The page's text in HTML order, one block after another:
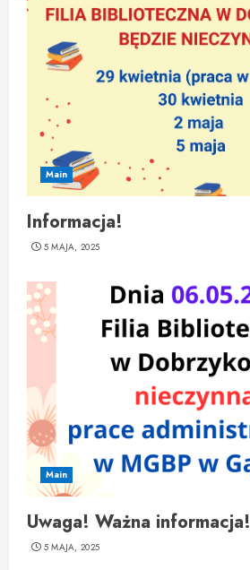
Main
Informacja!
5 MAJA, 2025
Main
Uwaga! Ważna informacja!
5 MAJA, 2025